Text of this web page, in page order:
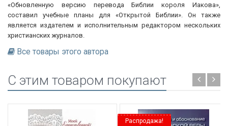
«Обновленную версию перевода Библии короля Иакова»,
составил учебные планы для «Открытой Библии». Он также
является издателем и исполнительным редактором нескольких
христианских журналов.
Все товары этого автора
C этим товаром покупают
Распродажа!